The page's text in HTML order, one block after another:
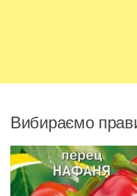
Вибираємо